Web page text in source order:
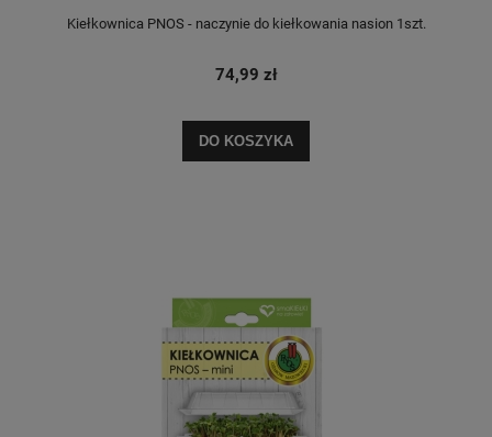
Kiełkownica PNOS - naczynie do kiełkowania nasion 1szt.
74,99 zł
DO KOSZYKA